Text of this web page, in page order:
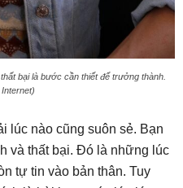
bại là bước cần thiết để trưởng thành.
lúc nào cũng suôn sẻ. Bạn
và thất bại. Đó là những lúc
tự tin vào bản thân. Tuy